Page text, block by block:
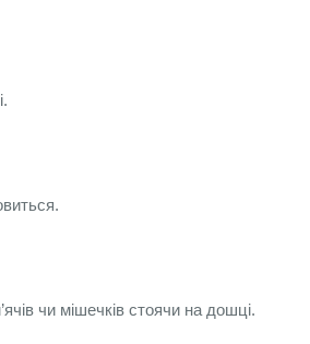
чи мішечків стоячи на дошці.